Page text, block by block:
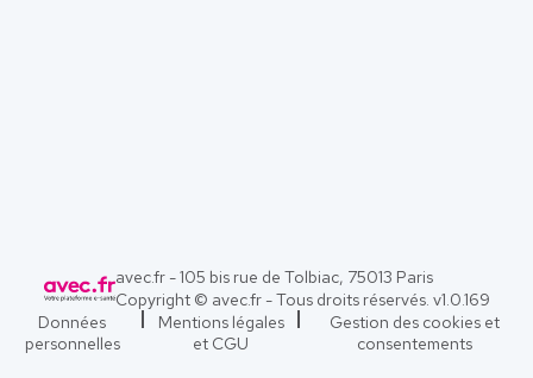
avec.fr - 105 bis rue de Tolbiac, 75013 Paris
Copyright © avec.fr - Tous droits réservés. v1.0.169
Données
personnelles
Mentions légales
et CGU
Gestion des cookies et
consentements